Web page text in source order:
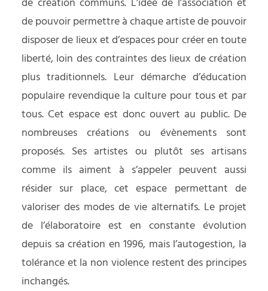
de pouvoir permettre à chaque artiste de pouvoir
disposer de lieux et d’espaces pour créer en toute
liberté, loin des contraintes des lieux de création
plus traditionnels. Leur démarche d’éducation
populaire revendique la culture pour tous et par
tous. Cet espace est donc ouvert au public. De
nombreuses créations ou évènements sont
proposés. Ses artistes ou plutôt ses artisans
comme ils aiment à s’appeler peuvent aussi
résider sur place, cet espace permettant de
valoriser des modes de vie alternatifs. Le projet
de l’élaboratoire est en constante évolution
depuis sa création en 1996, mais l’autogestion, la
tolérance et la non violence restent des principes
inchangés.